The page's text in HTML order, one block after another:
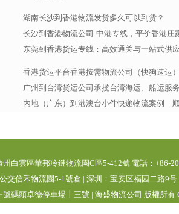
湖南长沙到香港物流发货多久可以到货？
长沙到香港物流公司-中港专线，平价香港庄
东莞到香港货运专线：高效通关与一站式供
香港货运平台香港按需物流公司（快狗速运
广州到台湾货运公司承揽台湾海运、船运服
内地（广东）到港澳台小件快递物流案例—
白雲區華邦冷鏈物流園C區5-412號 電話：+86-
交信禾物流園5-1號倉 | 深圳：宝安区福园二路9
碼頭卓德停車場十三號 | 海盛物流公司 版權所有